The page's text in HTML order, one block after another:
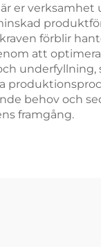
er verksamhet
förblir
att
behov och
framgång.